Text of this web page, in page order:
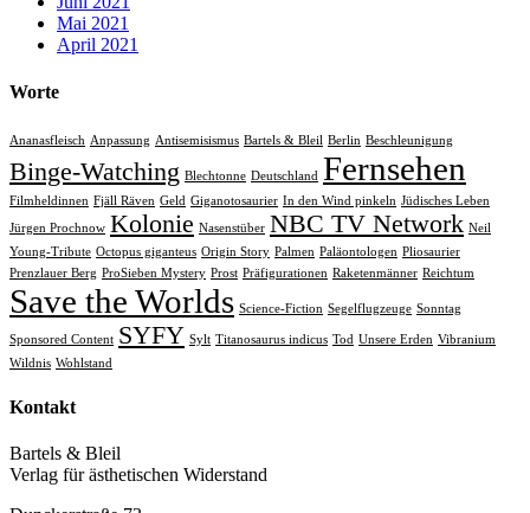
Mai 2021
April 2021
Worte
Ananasfleisch Anpassung Antisemisismus Bartels & Bleil Berlin Beschleunigung
Binge-Watching Blechtonne Deutschland Fernsehen
Filmheldinnen Fjäll Räven Geld Giganotosaurier In den Wind pinkeln Jüdisches Leben
Jürgen Prochnow Kolonie Nasenstüber NBC TV Network Neil
Young-Tribute Octopus giganteus Origin Story Palmen Paläontologen Pliosaurier
Prenzlauer Berg ProSieben Mystery Prost Präfigurationen Raketenmänner Reichtum
Save the Worlds Science-Fiction Segelflugzeuge Sonntag
Sponsored Content SYFY Sylt Titanosaurus indicus Tod Unsere Erden Vibranium
Wildnis Wohlstand
Kontakt
Bartels & Bleil
Verlag für ästhetischen Widerstand